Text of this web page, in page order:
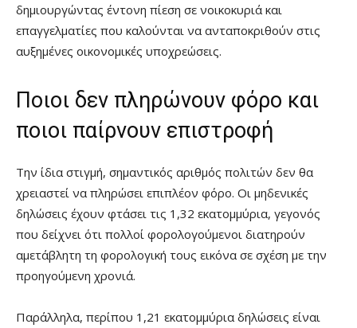
δημιουργώντας έντονη πίεση σε νοικοκυριά και
επαγγελματίες που καλούνται να ανταποκριθούν στις
αυξημένες οικονομικές υποχρεώσεις.
Ποιοι δεν πληρώνουν φόρο και
ποιοι παίρνουν επιστροφή
Την ίδια στιγμή, σημαντικός αριθμός πολιτών δεν θα
χρειαστεί να πληρώσει επιπλέον φόρο. Οι μηδενικές
δηλώσεις έχουν φτάσει τις 1,32 εκατομμύρια, γεγονός
που δείχνει ότι πολλοί φορολογούμενοι διατηρούν
αμετάβλητη τη φορολογική τους εικόνα σε σχέση με την
προηγούμενη χρονιά.
Παράλληλα, περίπου 1,21 εκατομμύρια δηλώσεις είναι